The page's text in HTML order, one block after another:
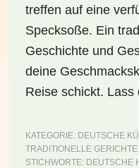
treffen auf eine
Specksoße. Ein
Geschichte und
deine
Reise schickt.
KATEGORIE: DEUTSCHE
TRADITIONELLE GERICHTE
STICHWORTE: DEUTSCHE